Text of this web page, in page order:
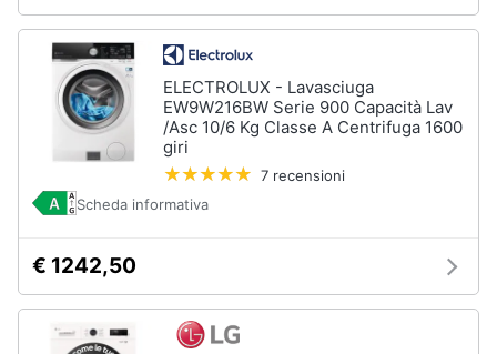
ELECTROLUX - Lavasciuga
EW9W216BW Serie 900 Capacità Lav
/Asc 10/6 Kg Classe A Centrifuga 1600
giri
7 recensioni
Scheda informativa
€ 1242,50